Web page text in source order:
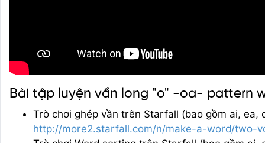
Bài tập luyện vần long "o" -oa- pattern
Trò chơi ghép vần trên Starfall (bao gồm ai, ea,
http://more2.starfall.com/n/make-a-word/two-